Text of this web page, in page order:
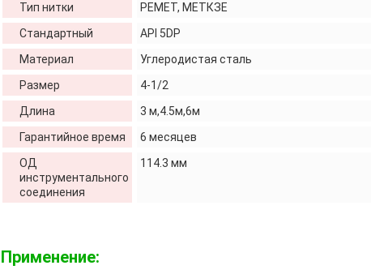
Тип нитки
РЕМЕТ, МЕТКЗЕ
Стандартный
API 5DP
Материал
Углеродистая сталь
Размер
4-1/2
Длина
3 м,4.5м,6м
Гарантийное время
6 месяцев
ОД
инструментального
соединения
114.3 мм
Применение: